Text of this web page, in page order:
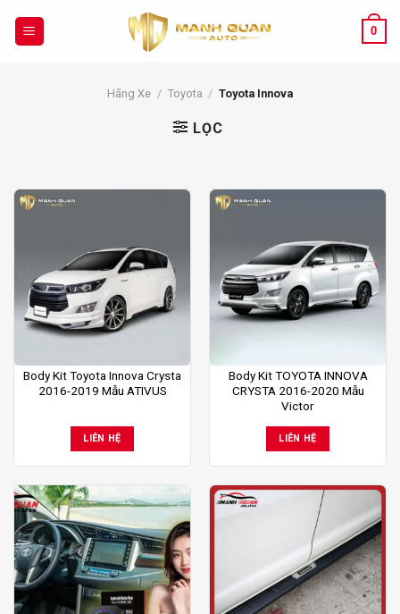
0
Hãng Xe / Toyota / Toyota Innova
LỌC
Body Kit Toyota Innova Crysta
2016-2019 Mẫu ATIVUS
LIÊN HỆ
Body Kit TOYOTA INNOVA
CRYSTA 2016-2020 Mẫu
Victor
LIÊN HỆ